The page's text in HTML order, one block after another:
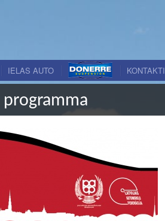
IELAS AUTO KONTAKTI